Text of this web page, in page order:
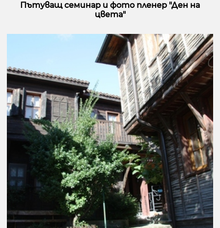
Пътуващ семинар и фото пленер "Ден на
цвета"